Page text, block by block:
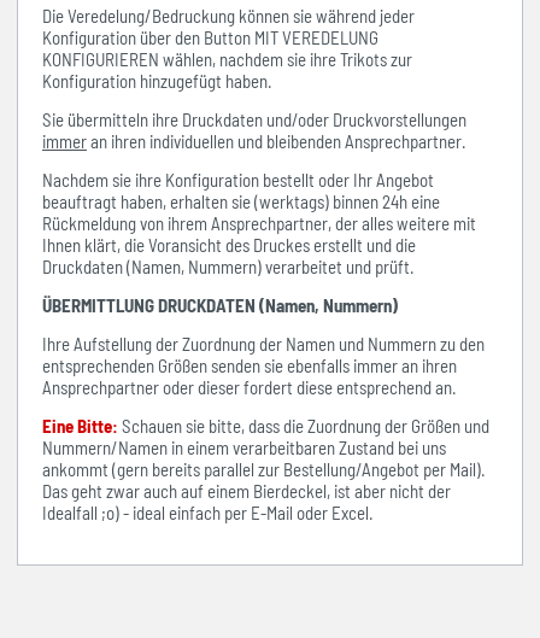
Die Veredelung/Bedruckung können sie während jeder
Konfiguration über den Button MIT VEREDELUNG
KONFIGURIEREN wählen, nachdem sie ihre Trikots zur
Konfiguration hinzugefügt haben.
Sie übermitteln ihre Druckdaten und/oder Druckvorstellungen
immeran ihren individuellen und bleibenden Ansprechpartner.
Nachdem sie ihre Konfiguration bestellt oder Ihr Angebot
beauftragt haben, erhalten sie (werktags) binnen 24h eine
Rückmeldung von ihrem Ansprechpartner, der alles weitere mit
Ihnen klärt, die Voransicht des Druckes erstellt und die
Druckdaten (Namen, Nummern) verarbeitet und prüft.
ÜBERMITTLUNG DRUCKDATEN (Namen, Nummern)
Ihre Aufstellung der Zuordnung der Namen und Nummern zu den
entsprechenden Größen senden sie ebenfalls immer an ihren
Ansprechpartner oder dieser fordert diese entsprechend an.
Eine Bitte: Schauen sie bitte, dass die Zuordnung der Größen und
Nummern/Namen in einem verarbeitbaren Zustand bei uns
ankommt (gern bereits parallel zur Bestellung/Angebot per Mail).
Das geht zwar auch auf einem Bierdeckel, ist aber nicht der
Idealfall ;o) - ideal einfach per E-Mail oder Excel.